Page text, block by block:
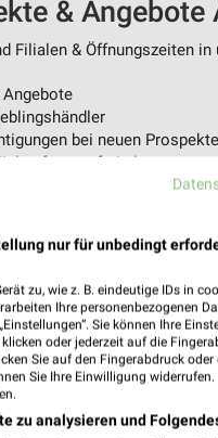
& Angebote
Filialen & Öffnungszeiten in
bei neuen
stressfrei planen
nur für unbedingt
zu, wie z. B. eindeutige IDs in
Ihre personenbezogenen
Sie können Ihre
oder jederzeit auf die
Sie auf den Fingerabdruck
Sie Ihre Einwilligung
zu analysieren und